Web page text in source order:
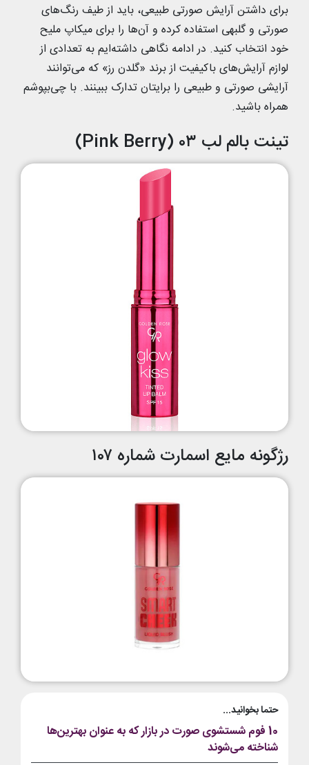
برای داشتن آرایش صورتی طبیعی، باید از طیف رنگ‌های
صورتی و گلبهی استفاده کرده و آن‌ها را برای میکاپ ملیح
خود انتخاب کنید. در ادامه نگاهی داشته‌ایم به تعدادی از
لوازم آرایش‌های باکیفیت از برند «گلدن رز» که می‌توانند
آرایشی صورتی و طبیعی را برایتان تدارک ببینند. با چی‌بپوشم
همراه باشید.
تینت بالم لب ۰۳ (Pink Berry)
رژگونه مایع اسمارت شماره ۱۰۷
حتما بخوانید...
10 فوم شستشوی صورت در بازار که به عنوان بهترین‌ها
شناخته می‌شوند